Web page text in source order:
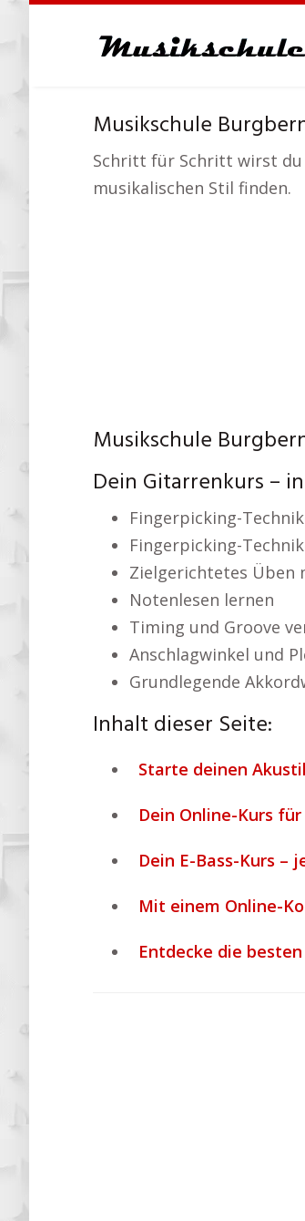
content
Musikschule
Schritt für Schritt wirst du
musikalischen Stil finden.
Musikschule
Dein Gitarrenkurs –
Fingerpicking-
Fingerpicking-
Zielgerichtetes Üben
Notenlesen lernen
Timing und Groove
Anschlagwinkel und
Grundlegende
Inhalt dieser Seite:
Starte deinen
Dein Online-Kurs
Dein E-Bass-Kurs –
Mit einem Online-
Entdecke die